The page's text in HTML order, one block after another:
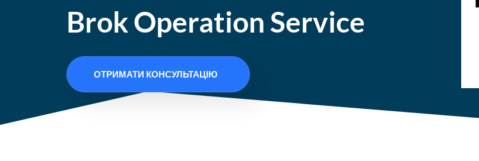
Brok Operation Service
ОТРИМАТИ КОНСУЛЬТАЦІЮ